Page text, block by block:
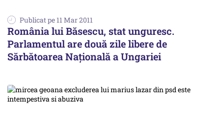
Publicat pe 11 Mar 2011
România lui Băsescu, stat unguresc.
Parlamentul are două zile libere de
Sărbătoarea Națională a Ungariei